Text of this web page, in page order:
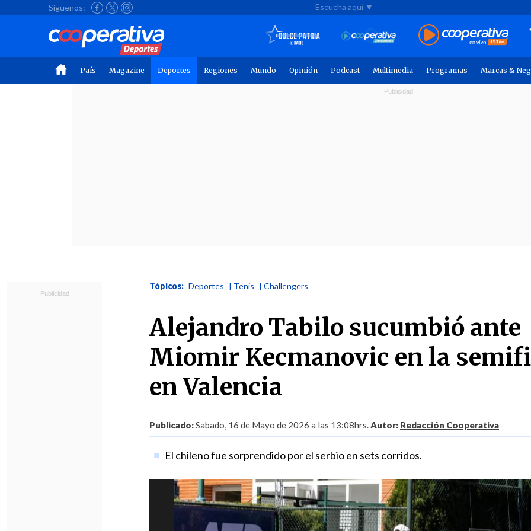
Síguenos: Escucha aquí ▼
País Magazine Deportes Regiones Mundo Opinión Podcast Multimedia Programas Marcas &
Tópicos: Deportes | Tenis | Challengers
Alejandro Tabilo sucumbió ante
Miomir Kecmanovic en la
en Valencia
Publicado:Sabado, 16 de Mayo de 2026 a las 13:08hrs.Autor: Redacción Cooperativa
El chileno fue sorprendido por el serbio en sets corridos.